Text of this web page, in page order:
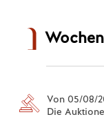
Von 05/08/
Die